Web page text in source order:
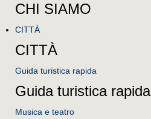
CHI SIAMO
CITTÀ
CITTÀ
Guida turistica rapida
Guida turistica rapida
Musica e teatro